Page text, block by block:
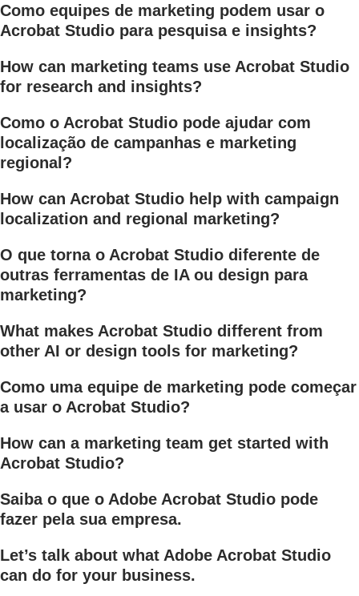
Como equipes de marketing podem usar o
Acrobat Studio para pesquisa e insights?
How can marketing teams use Acrobat Studio
for research and insights?
Como o Acrobat Studio pode ajudar com
localização de campanhas e marketing
regional?
How can Acrobat Studio help with campaign
localization and regional marketing?
O que torna o Acrobat Studio diferente de
outras ferramentas de IA ou design para
marketing?
What makes Acrobat Studio different from
other AI or design tools for marketing?
Como uma equipe de marketing pode começar
a usar o Acrobat Studio?
How can a marketing team get started with
Acrobat Studio?
Saiba o que o Adobe Acrobat Studio pode
fazer pela sua empresa.
Let’s talk about what Adobe Acrobat Studio
can do for your business.